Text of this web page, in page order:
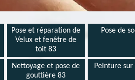
Pose et réparation de
Velux et fenêtre de
toit 83
Pose de
Nettoyage et pose de
gouttière 83
Peinture